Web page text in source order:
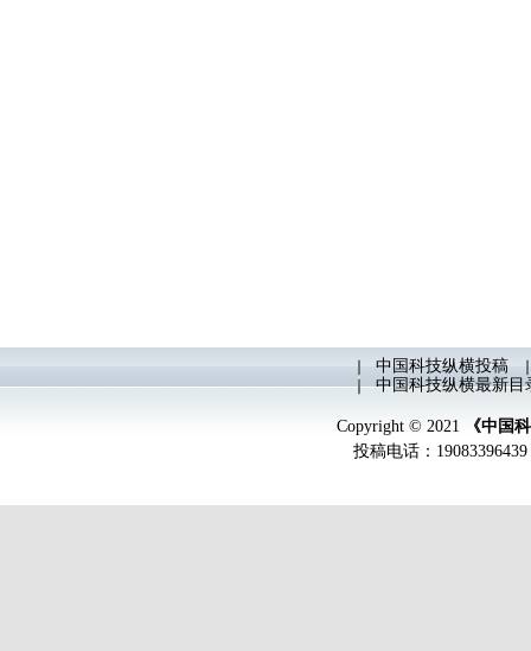
中国科技纵横投稿
中国科技纵横最新目
Copyright © 2021
《中国
投稿电话：